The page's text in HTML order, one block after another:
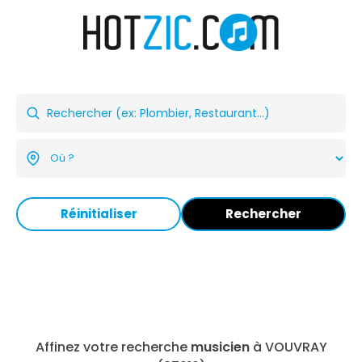
Réinitialiser Rechercher
Affinez votre recherche musicienà VOUVRAY